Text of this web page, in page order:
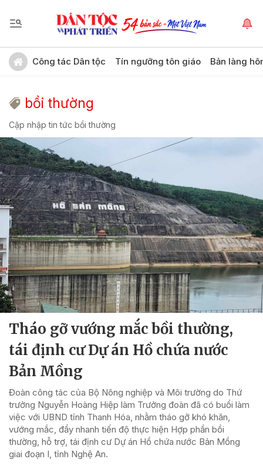
Công tác Dân tộc Tín ngưỡng tôn giáo Bản làng
bồi thường
Cập nhập tin tức bồi thường
Tháo gỡ vướng mắc bồi thường,
tái định cư Dự án Hồ chứa nước
Bản Mồng
Đoàn công tác của Bộ Nông nghiệp và Môi trường do Thứ
trưởng Nguyễn Hoàng Hiệp làm Trưởng đoàn đã có buổi làm
việc với UBND tỉnh Thanh Hóa, nhằm tháo gỡ khó khăn,
vướng mắc, đẩy nhanh tiến độ thực hiện Hợp phần bồi
thường, hỗ trợ, tái định cư Dự án Hồ chứa nước Bản Mồng
giai đoạn I, tỉnh Nghệ An.